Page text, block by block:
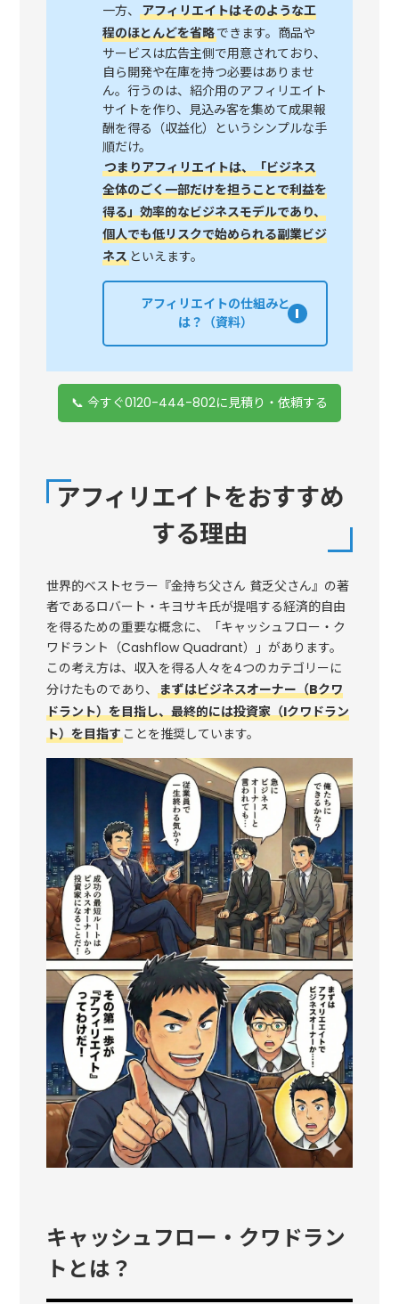
一方、アフィリエイトはそのような工
程のほとんどを省略できます。商品や
サービスは広告主側で用意されており、
自ら開発や在庫を持つ必要はありませ
ん。行うのは、紹介用のアフィリエイト
サイトを作り、見込み客を集めて成果報
酬を得る（収益化）というシンプルな手
順だけ。
つまりアフィリエイトは、「ビジネス
全体のごく一部だけを担うことで利益を
得る」効率的なビジネスモデルであり、
個人でも低リスクで始められる副業ビジ
ネスといえます。
アフィリエイトの仕組みと
は？（資料）
📞 今すぐ0120-444-802に見積り・依頼する
アフィリエイトをおすすめ
する理由
世界的ベストセラー『金持ち父さん 貧乏父さん』の著
者であるロバート・キヨサキ氏が提唱する経済的自由
を得るための重要な概念に、「キャッシュフロー・ク
ワドラント（Cashflow Quadrant）」があります。
この考え方は、収入を得る人々を4つのカテゴリーに
分けたものであり、まずはビジネスオーナー（Bクワ
ドラント）を目指し、最終的には投資家（Iクワドラン
ト）を目指すことを推奨しています。
キャッシュフロー・クワドラン
トとは？